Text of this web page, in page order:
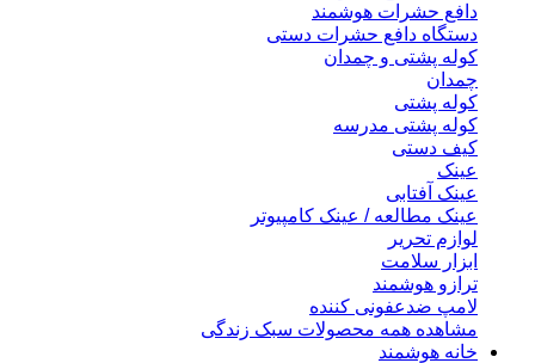
دافع حشرات هوشمند
دستگاه دافع حشرات دستی
کوله پشتی و چمدان
چمدان
کوله پشتی
کوله پشتی مدرسه
کیف دستی
عینک
عینک آفتابی
عینک مطالعه / عینک کامپیوتر
لوازم تحریر
ابزار سلامت
ترازو هوشمند
لامپ ضدعفونی کننده
مشاهده همه محصولات سبک زندگی
خانه هوشمند